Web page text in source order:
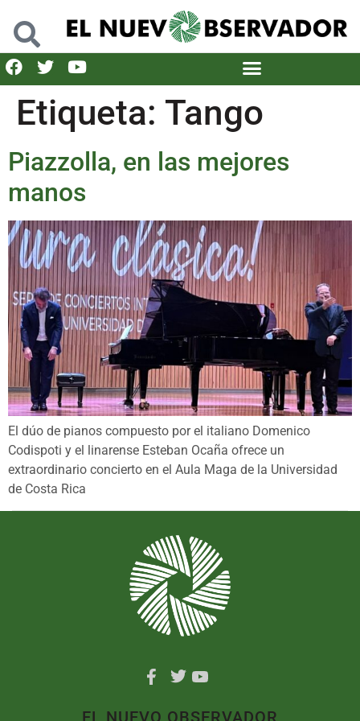
Etiqueta: Tango
Piazzolla, en las mejores
manos
El dúo de pianos compuesto por el italiano Domenico
Codispoti y el linarense Esteban Ocaña ofrece un
extraordinario concierto en el Aula Maga de la Universidad
de Costa Rica
EL NUEVO OBSERVADOR